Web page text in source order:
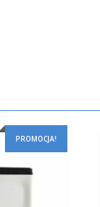
PROMOCJA!